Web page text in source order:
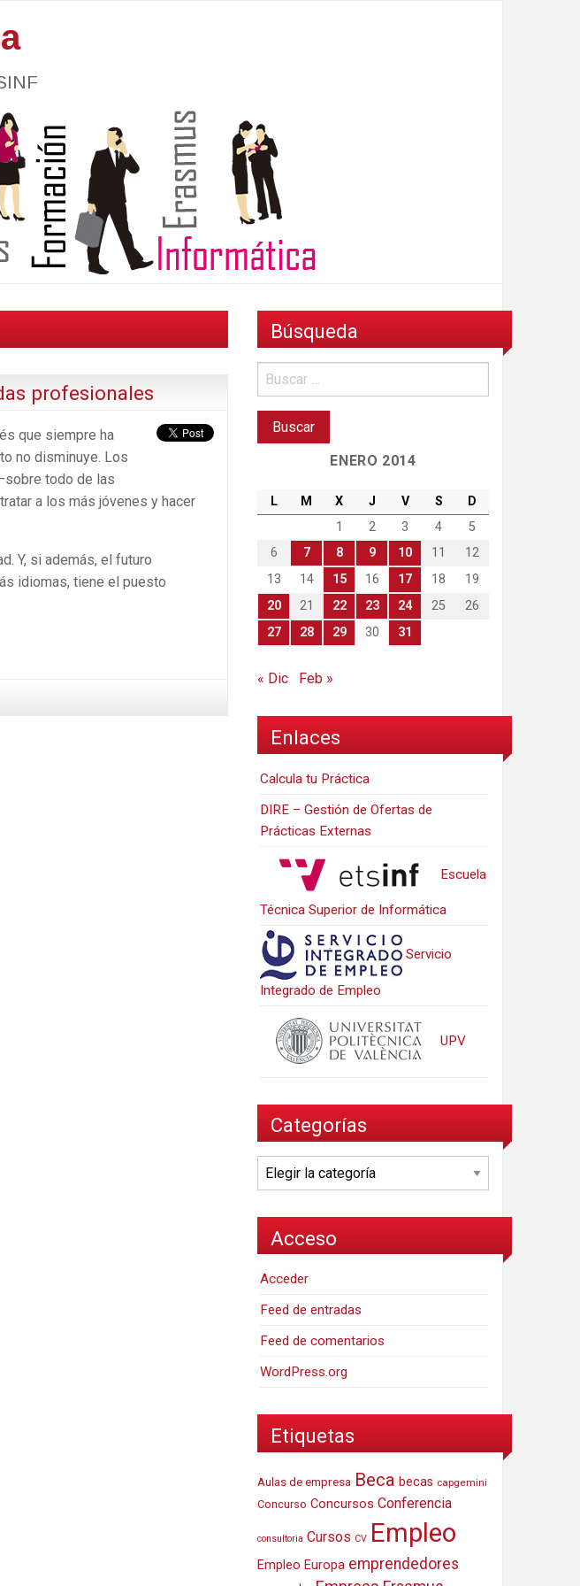
profesionales
que siempre ha
no disminuye. Los
todo de las
a los más jóvenes y hacer
Y, si además, el futuro
idiomas, tiene el puesto
Búsqueda
ENERO 2014
L M X J V S
D
1
2 3 4
5
6
7 8 9 10 11
12
13
14 15 16 17 18
19
20
21 22 23 24 25
26
27
28 29 30 31
« Dic Feb »
Enlaces
Calcula tu Práctica
DIRE – Gestión de Ofertas de
Prácticas Externas
Escuela
Técnica Superior de Informática
Servicio
Integrado de Empleo
UPV
Categorías
Categorías
Acceso
Acceder
Feed de entradas
Feed de comentarios
WordPress.org
Etiquetas
Aulas de empresa Beca becas capgemini
Concurso Concursos Conferencia
consultoria Cursos CV Empleo
Empleo Europa emprendedores